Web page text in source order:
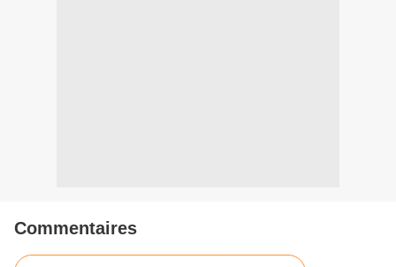
Commentaires